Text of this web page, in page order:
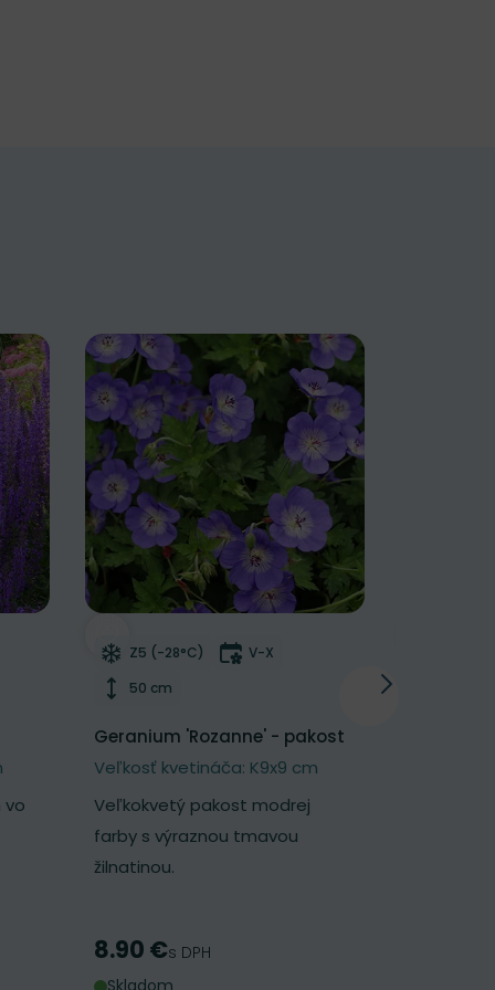
vo
Odober do zoznamu želaní
Mrazuvzdornosť
Z5 (-28°C) Doba kvitnutia
V-X
Výška rastliny
50 cm
Geranium 'Rozanne' - pakost
Veľkosť kvetináča: K9x9 cm
Veľkokvetý pakost modrej
farby s výraznou tmavou
žilnatinou.
Cena
8.90 €s DPH
Skladom